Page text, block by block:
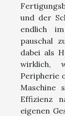
und der
endlich
pauschal
dabei als
wirklich,
Peripherie
Maschine
Effizienz
eigenen